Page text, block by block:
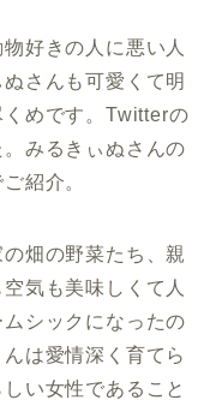
好きの人に悪い人
さんも可愛くて明
めです。Twitterの
みるきぃぬさんの
紹介。
畑の野菜たち、親
気も美味しくて人
シックになったの
は愛情深く育てら
い女性であること